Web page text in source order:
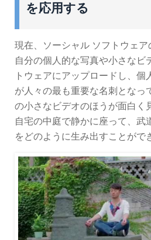
を応用する
現在、ソーシャル ソフトウェ
自分の個人的な写真や小さなビ
トウェアにアップロードし、個
が人々の最も重要な名刺となっ
の小さなビデオのほうが面白く
自宅の中庭で静かに座って、武
をどのように生み出すことがで